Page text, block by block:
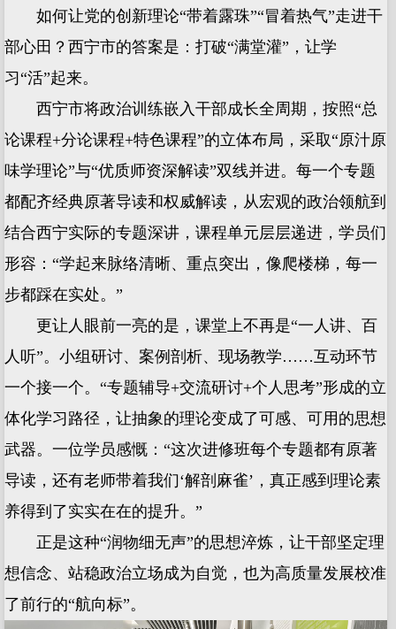
如何让党的创新理论“带着露珠”“冒着热气”走进干
部心田？西宁市的答案是：打破“满堂灌”，让学
习“活”起来。
西宁市将政治训练嵌入干部成长全周期，按照“总
论课程+分论课程+特色课程”的立体布局，采取“原汁原
味学理论”与“优质师资深解读”双线并进。每一个专题
都配齐经典原著导读和权威解读，从宏观的政治领航到
结合西宁实际的专题深讲，课程单元层层递进，学员们
形容：“学起来脉络清晰、重点突出，像爬楼梯，每一
步都踩在实处。”
更让人眼前一亮的是，课堂上不再是“一人讲、百
人听”。小组研讨、案例剖析、现场教学……互动环节
一个接一个。“专题辅导+交流研讨+个人思考”形成的立
体化学习路径，让抽象的理论变成了可感、可用的思想
武器。一位学员感慨：“这次进修班每个专题都有原著
导读，还有老师带着我们‘解剖麻雀’，真正感到理论素
养得到了实实在在的提升。”
正是这种“润物细无声”的思想淬炼，让干部坚定理
想信念、站稳政治立场成为自觉，也为高质量发展校准
了前行的“航向标”。